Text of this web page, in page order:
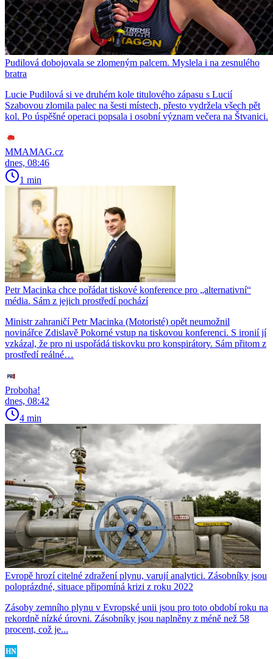
Pudilová dobojovala se zlomeným palcem. Myslela i na zesnulého
bratra
Lucie Pudilová si ve druhém kole titulového zápasu s Lucií
Szabovou zlomila palec na šesti místech, přesto vydržela všech pět
kol. Po úspěšné operaci popsala i osobní význam večera na Štvanici.
MMAMAG.cz
dnes, 08:46
1 min
Petr Macinka chce pořádat tiskové konference pro „alternativní“
média. Sám z jejich prostředí pochází
Ministr zahraničí Petr Macinka (Motoristé) opět neumožnil
novinářce Zdislavě Pokorné vstup na tiskovou konferenci. S ironií jí
vzkázal, že pro ni uspořádá tiskovku pro konspirátory. Sám přitom z
prostředí reálné…
Proboha!
dnes, 08:42
4 min
Evropě hrozí citelné zdražení plynu, varují analytici. Zásobníky jsou
poloprázdné, situace připomíná krizi z roku 2022
Zásoby zemního plynu v Evropské unii jsou pro toto období roku na
rekordně nízké úrovni. Zásobníky jsou naplněny z méně než 58
procent, což je...